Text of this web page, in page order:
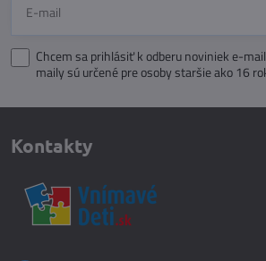
Chcem sa prihlásiť k odberu noviniek e-
maily sú určené pre osoby staršie ako 16
Kontakty